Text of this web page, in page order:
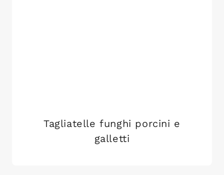
Tagliatelle funghi porcini e
galletti